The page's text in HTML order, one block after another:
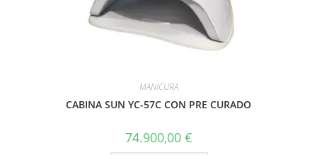
MANICURA
CABINA SUN YC-57C CON PRE CURADO
74.900,00 €